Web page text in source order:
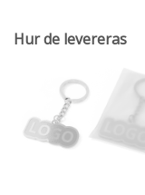
Hur de levereras